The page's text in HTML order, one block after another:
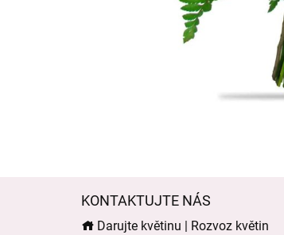
KONTAKTUJTE NÁS
Darujte květinu | Rozvoz květin